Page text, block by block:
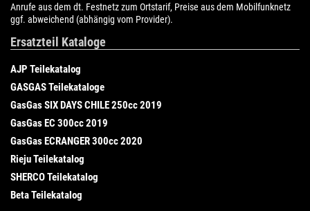
Anrufe aus dem dt. Festnetz zum Ortstarif, Preise aus dem Mobilfunknetz
ggf. abweichend (abhängig vom Provider).
Ersatzteil Kataloge
AJP Teilekatalog
GASGAS Teilekataloge
GasGas SIX DAYS CHILE 250cc 2019
GasGas EC 300cc 2019
GasGas ECRANGER 300cc 2020
Rieju Teilekatalog
SHERCO Teilekatalog
Beta Teilekatalog